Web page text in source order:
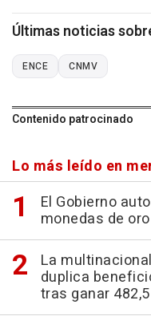
Últimas noticias
ENCE CNMV
Contenido patrocinado
Lo más leído en
El Gobierno
monedas de
La
duplica
tras ganar